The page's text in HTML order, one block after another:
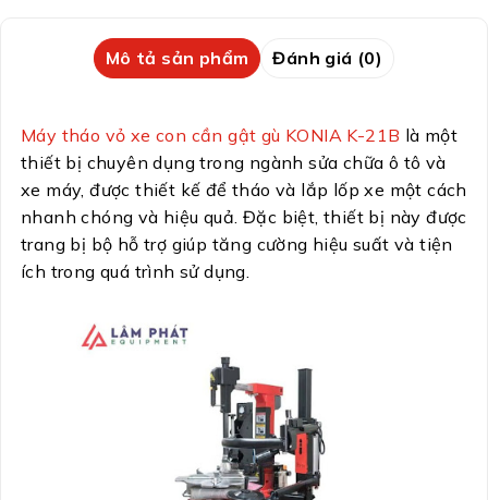
Mô tả sản phẩm Đánh giá (0)
Máy tháo vỏ xe con cần gật gù KONIA K-21B là một
thiết bị chuyên dụng trong ngành sửa chữa ô tô và
xe máy, được thiết kế để tháo và lắp lốp xe một cách
nhanh chóng và hiệu quả. Đặc biệt, thiết bị này được
trang bị bộ hỗ trợ giúp tăng cường hiệu suất và tiện
ích trong quá trình sử dụng.